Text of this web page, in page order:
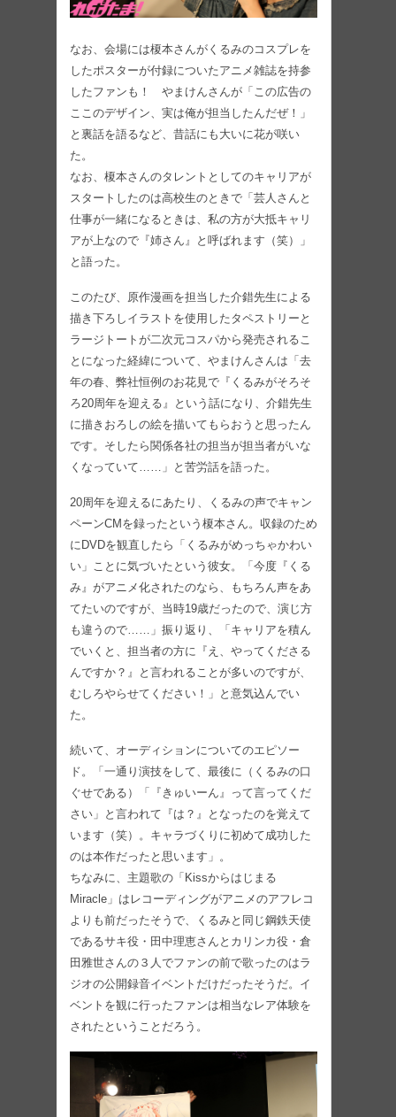
なお、会場には榎本さんがくるみのコスプレを
したポスターが付録についたアニメ雑誌を持参
したファンも！ やまけんさんが「この広告の
ここのデザイン、実は俺が担当したんだぜ！」
と裏話を語るなど、昔話にも大いに花が咲い
た。
なお、榎本さんのタレントとしてのキャリアが
スタートしたのは高校生のときで「芸人さんと
仕事が一緒になるときは、私の方が大抵キャリ
アが上なので『姉さん』と呼ばれます（笑）」
と語った。
このたび、原作漫画を担当した介錯先生による
描き下ろしイラストを使用したタペストリーと
ラージトートが二次元コスパから発売されるこ
とになった経緯について、やまけんさんは「去
年の春、弊社恒例のお花見で『くるみがそろそ
ろ20周年を迎える』という話になり、介錯先生
に描きおろしの絵を描いてもらおうと思ったん
です。そしたら関係各社の担当が担当者がいな
くなっていて……」と苦労話を語った。
20周年を迎えるにあたり、くるみの声でキャン
ペーンCMを録ったという榎本さん。収録のため
にDVDを観直したら「くるみがめっちゃかわい
い」ことに気づいたという彼女。「今度『くる
み』がアニメ化されたのなら、もちろん声をあ
てたいのですが、当時19歳だったので、演じ方
も違うので……」振り返り、「キャリアを積ん
でいくと、担当者の方に『え、やってくださる
んですか？』と言われることが多いのですが、
むしろやらせてください！」と意気込んでい
た。
続いて、オーディションについてのエピソー
ド。「一通り演技をして、最後に（くるみの口
ぐせである）「『きゅいーん』って言ってくだ
さい」と言われて『は？』となったのを覚えて
います（笑）。キャラづくりに初めて成功した
のは本作だったと思います」。
ちなみに、主題歌の「Kissからはじまる
Miracle」はレコーディングがアニメのアフレコ
よりも前だったそうで、くるみと同じ鋼鉄天使
であるサキ役・田中理恵さんとカリンカ役・倉
田雅世さんの３人でファンの前で歌ったのはラ
ジオの公開録音イベントだけだったそうだ。イ
ベントを観に行ったファンは相当なレア体験を
されたということだろう。